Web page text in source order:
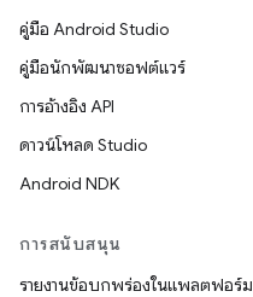
คู่มือ Android Studio
คู่มือนักพัฒนาซอฟต์แวร์
การอ้างอิง API
ดาวน์โหลด Studio
Android NDK
การสนับสนุน
รายงานข้อบกพร่องในแพลตฟอร์ม